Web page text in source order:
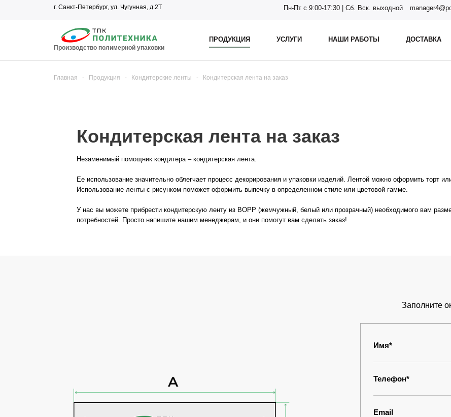
г. Санкт-Петербург, ул. Чугунная, д.2Т Пн-Пт с 9:00-17:30 | Сб. Вск. выходной
Производство полимерной упаковки
ПРОДУКЦИЯ УСЛУГИ НАШИ РАБОТЫ ДОСТАВКА
Главная - Продукция - Кондитерские ленты - Кондитерская лента на заказ
Кондитерская лента на заказ
Незаменимый помощник кондитера – кондитерская лента.
Ее использование значительно облегчает процесс декорирования и упаковки изделий. Лентой можно оформить торт
Использование ленты с рисунком поможет оформить выпечку в определенном стиле или цветовой гамме.
У нас вы можете прибрести кондитерскую ленту из ВОРР (жемчужный, белый или прозрачный) необходимого вам
потребностей. Просто напишите нашим менеджерам, и они помогут вам сделать заказ!
Заполните
Имя*
Телефон*
Email